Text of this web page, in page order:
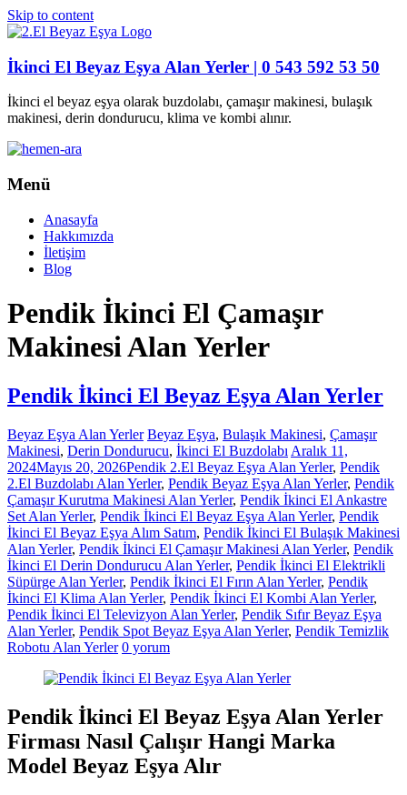
Skip to content
İkinci El Beyaz Eşya Alan Yerler | 0 543 592 53 50
İkinci el beyaz eşya olarak buzdolabı, çamaşır makinesi, bulaşık
makinesi, derin dondurucu, klima ve kombi alınır.
Menü
Anasayfa
Hakkımızda
İletişim
Blog
Pendik İkinci El Çamaşır
Makinesi Alan Yerler
Pendik İkinci El Beyaz Eşya Alan Yerler
Beyaz Eşya Alan Yerler Beyaz Eşya, Bulaşık Makinesi, Çamaşır
Makinesi, Derin Dondurucu, İkinci El Buzdolabı Aralık 11,
2024Mayıs 20, 2026Pendik 2.El Beyaz Eşya Alan Yerler, Pendik
2.El Buzdolabı Alan Yerler, Pendik Beyaz Eşya Alan Yerler, Pendik
Çamaşır Kurutma Makinesi Alan Yerler, Pendik İkinci El Ankastre
Set Alan Yerler, Pendik İkinci El Beyaz Eşya Alan Yerler, Pendik
İkinci El Beyaz Eşya Alım Satım, Pendik İkinci El Bulaşık Makinesi
Alan Yerler, Pendik İkinci El Çamaşır Makinesi Alan Yerler, Pendik
İkinci El Derin Dondurucu Alan Yerler, Pendik İkinci El Elektrikli
Süpürge Alan Yerler, Pendik İkinci El Fırın Alan Yerler, Pendik
İkinci El Klima Alan Yerler, Pendik İkinci El Kombi Alan Yerler,
Pendik İkinci El Televizyon Alan Yerler, Pendik Sıfır Beyaz Eşya
Alan Yerler, Pendik Spot Beyaz Eşya Alan Yerler, Pendik Temizlik
Robotu Alan Yerler 0 yorum
Pendik İkinci El Beyaz Eşya Alan Yerler
Firması Nasıl Çalışır Hangi Marka
Model Beyaz Eşya Alır